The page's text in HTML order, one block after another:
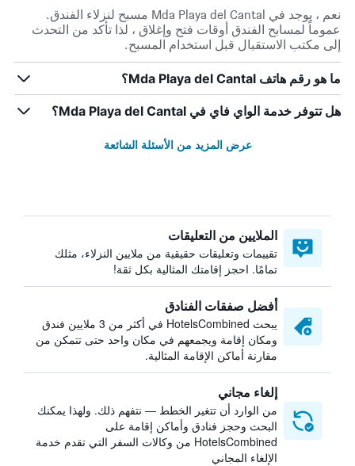
نعم ، يوجد في Mda Playa del Cantal مسبح لنزلاء الفندق.
عموماً لمسابح الفندق أوقات فتح وإغلاق ، لذا تأكد من التحدث
إلى مكتب الاستقبال قبل استخدام المسبح.
ما هو رقم هاتف Mda Playa del Cantal؟
هل تتوفر خدمة الواي فاي في Mda Playa del Cantal؟
عرض المزيد من الأسئلة الشائعة
الملايين من التعليقات
تقييمات وتعليقات حقيقية من ملايين النزلاء، مثلك
تمامًا. احجز إقامتك المثالية بكل ثقة!
أفضل صفقات الفنادق
يبحث HotelsCombined في أكثر من 3 ملايين فندق
ومكان إقامة ويجمعهم في مكان واحد حتى تتمكن من
مقارنة أماكن الإقامة المثالية.
إلغاء مجاني
من الوارد أن تتغير الخطط — نتفهم ذلك. ولهذا يمكنك
البحث وحجز فنادق وأماكن إقامة على
HotelsCombined من وكالات السفر التي تقدم خدمة
الإلغاء المجاني